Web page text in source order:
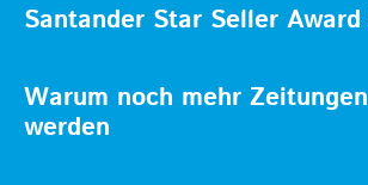
Santander Star Seller Award
Warum noch mehr
werden